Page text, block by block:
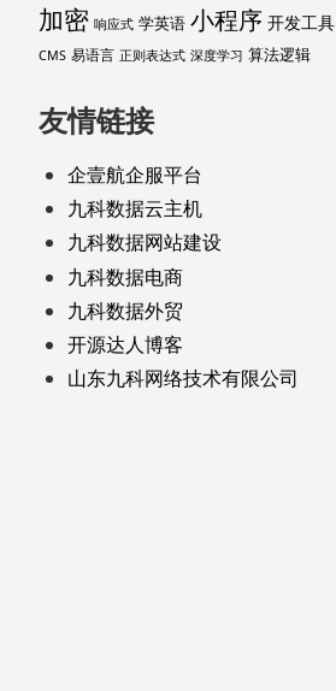
加密 响应式 学英语 小程序 开发工具
CMS 易语言 正则表达式 深度学习 算法逻辑
友情链接
企壹航企服平台
九科数据云主机
九科数据网站建设
九科数据电商
九科数据外贸
开源达人博客
山东九科网络技术有限公司